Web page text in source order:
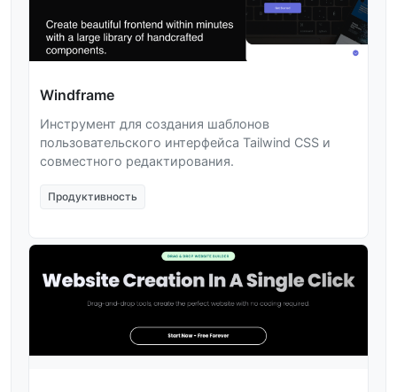
Windframe
Инструмент для создания шаблонов
пользовательского интерфейса Tailwind CSS и
совместного редактирования.
Продуктивность